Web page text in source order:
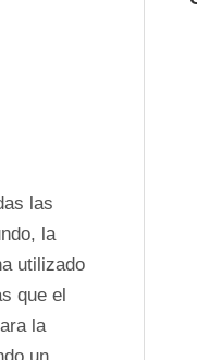
las
la
utilizado
la